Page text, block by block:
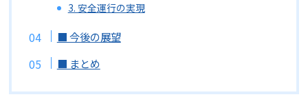
3. 安全運行の実現
■ 今後の展望
■ まとめ